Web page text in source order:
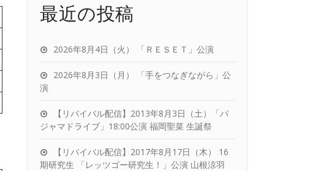
最近の投稿
2026年8月4日（火） 「ＲＥＳＥＴ」公演
2026年8月3日（月） 「手をつなぎながら」公
演
【リバイバル配信】2013年8月3日（土）「パ
ジャマドライブ」18:00公演 福岡聖菜 生誕祭
【リバイバル配信】2017年8月17日（木） 16
期研究生 「レッツゴー研究生！」公演 山根涼羽